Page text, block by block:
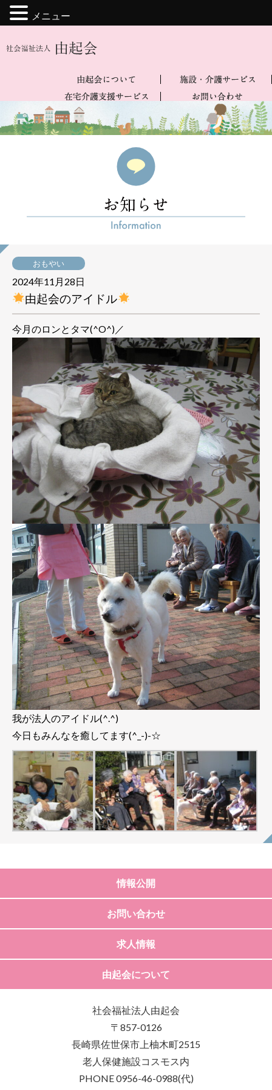
おもやい
2024年11月28日
由起会のアイドル
今月のロンとタマ(^O^)／
我が法人のアイドル(^.^)
今日もみんなを癒してます(^_-)-☆
情報公開
お問い合わせ
求人情報
由起会について
社会福祉法人由起会
〒857-0126
長崎県佐世保市上柚木町2515
老人保健施設コスモス内
PHONE 0956-46-0988(代)
メニュー